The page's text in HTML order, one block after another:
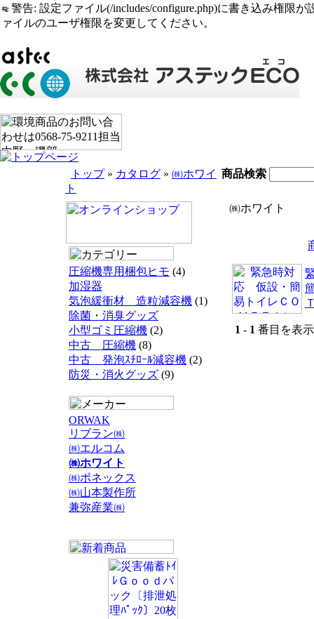
警告: 設定ファイル(/includes/configure.php)に書き込み権限が
ァイルのユーザ権限を変更してください。
トップ» カタログ » ㈱ホワイ
ト
商品検索
圧縮機専用梱包ヒモ (4)
加湿器
気泡緩衝材 造粒減容機 (1)
除菌・消臭グッズ
小型ゴミ圧縮機 (2)
中古 圧縮機 (8)
中古 発泡ｽﾁﾛｰﾙ減容機 (2)
防災・消火グッズ (9)
ORWAK
リブラン㈱
㈱エルコム
㈱ホワイト
㈱ボネックス
㈱山本製作所
兼弥産業㈱
㈱ホワイト
1 - 1 番目を表